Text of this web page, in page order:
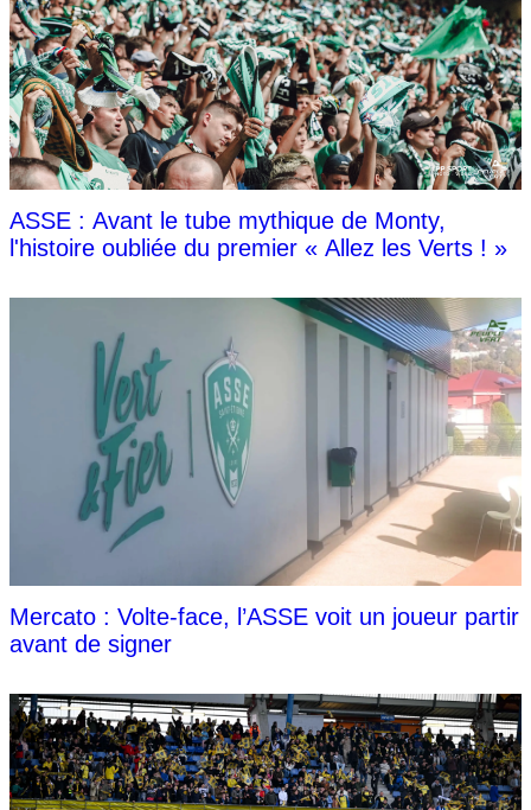
ASSE : Avant le tube mythique de Monty,
l'histoire oubliée du premier « Allez les Verts ! »
Mercato : Volte-face, l’ASSE voit un joueur partir
avant de signer